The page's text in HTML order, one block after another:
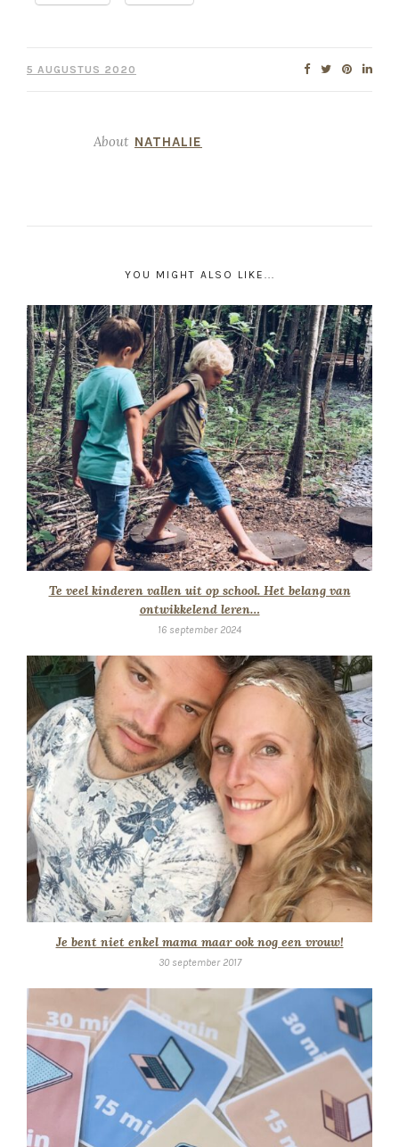
5 AUGUSTUS 2020
About NATHALIE
YOU MIGHT ALSO LIKE...
Te veel kinderen vallen uit op school. Het belang van
ontwikkelend leren…
16 september 2024
Je bent niet enkel mama maar ook nog een vrouw!
30 september 2017